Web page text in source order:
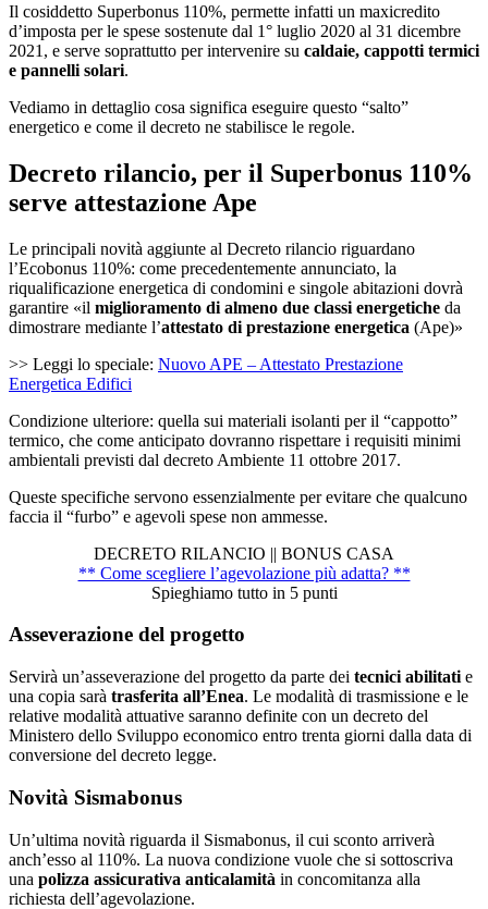
Il cosiddetto Superbonus 110%, permette infatti un maxicredito
d’imposta per le spese sostenute dal 1° luglio 2020 al 31 dicembre
2021, e serve soprattutto per intervenire su caldaie, cappotti termici
e pannelli solari.
Vediamo in dettaglio cosa significa eseguire questo “salto”
energetico e come il decreto ne stabilisce le regole.
Decreto rilancio, per il Superbonus 110%
serve attestazione Ape
Le principali novità aggiunte al Decreto rilancio riguardano
l’Ecobonus 110%: come precedentemente annunciato, la
riqualificazione energetica di condomini e singole abitazioni dovrà
garantire «il miglioramento di almeno due classi energetiche da
dimostrare mediante l’attestato di prestazione energetica (Ape)»
>> Leggi lo speciale: Nuovo APE – Attestato Prestazione
Energetica Edifici
Condizione ulteriore: quella sui materiali isolanti per il “cappotto”
termico, che come anticipato dovranno rispettare i requisiti minimi
ambientali previsti dal decreto Ambiente 11 ottobre 2017.
Queste specifiche servono essenzialmente per evitare che qualcuno
faccia il “furbo” e agevoli spese non ammesse.
DECRETO RILANCIO || BONUS CASA
** Come scegliere l’agevolazione più adatta? **
Spieghiamo tutto in 5 punti
Asseverazione del progetto
Servirà un’asseverazione del progetto da parte dei tecnici abilitati e
una copia sarà trasferita all’Enea. Le modalità di trasmissione e le
relative modalità attuative saranno definite con un decreto del
Ministero dello Sviluppo economico entro trenta giorni dalla data di
conversione del decreto legge.
Novità Sismabonus
Un’ultima novità riguarda il Sismabonus, il cui sconto arriverà
anch’esso al 110%. La nuova condizione vuole che si sottoscriva
una polizza assicurativa anticalamità in concomitanza alla
richiesta dell’agevolazione.